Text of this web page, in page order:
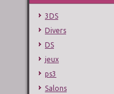
3DS
Divers
DS
jeux
ps3
Salons